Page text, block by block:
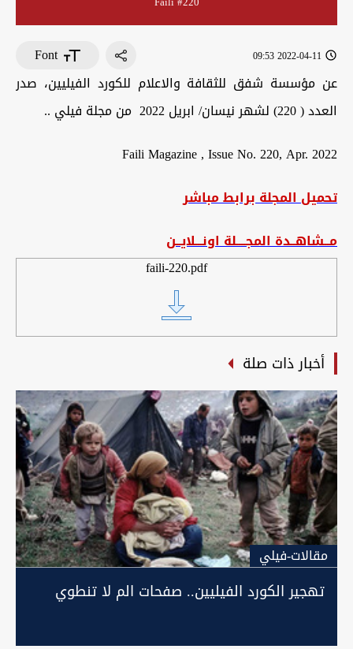
2022-04-11 09:53
Font
عن مؤسسة شفق للثقافة والاعلام للكورد الفيليين، صدر
العدد ( 220) لشهر نيسان/ ابريل 2022 من مجلة فيلي ..
Faili Magazine , Issue No. 220, Apr. 2022
تحميل المجلة برابط مباشر
مــشاهــدة المجــــلة اونـــلايــن
faili-220.pdf
أخبار ذات صلة
مقالات-فيلي
تهجير الكورد الفيليين.. صفحات الم لا تنطوي